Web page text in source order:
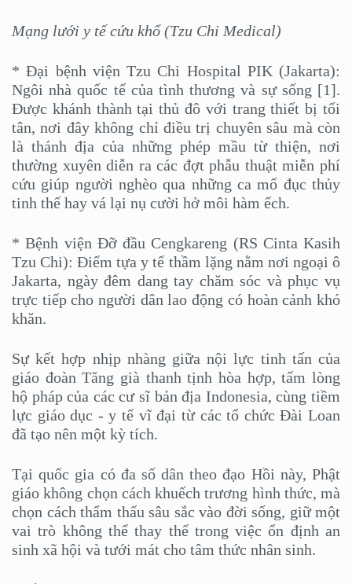
Mạng lưới y tế cứu khổ (Tzu Chi Medical)
* Đại bệnh viện Tzu Chi Hospital PIK (Jakarta):
Ngôi nhà quốc tế của tình thương và sự sống [1].
Được khánh thành tại thủ đô với trang thiết bị tối
tân, nơi đây không chỉ điều trị chuyên sâu mà còn
là thánh địa của những phép mầu từ thiện, nơi
thường xuyên diễn ra các đợt phẫu thuật miễn phí
cứu giúp người nghèo qua những ca mổ đục thủy
tinh thể hay vá lại nụ cười hở môi hàm ếch.
* Bệnh viện Đỡ đầu Cengkareng (RS Cinta Kasih
Tzu Chi): Điểm tựa y tế thầm lặng nằm nơi ngoại ô
Jakarta, ngày đêm dang tay chăm sóc và phục vụ
trực tiếp cho người dân lao động có hoàn cảnh khó
khăn.
Sự kết hợp nhịp nhàng giữa nội lực tinh tấn của
giáo đoàn Tăng già thanh tịnh hòa hợp, tấm lòng
hộ pháp của các cư sĩ bản địa Indonesia, cùng tiềm
lực giáo dục - y tế vĩ đại từ các tổ chức Đài Loan
đã tạo nên một kỳ tích.
Tại quốc gia có đa số dân theo đạo Hồi này, Phật
giáo không chọn cách khuếch trương hình thức, mà
chọn cách thẩm thấu sâu sắc vào đời sống, giữ một
vai trò không thể thay thế trong việc ổn định an
sinh xã hội và tưới mát cho tâm thức nhân sinh.